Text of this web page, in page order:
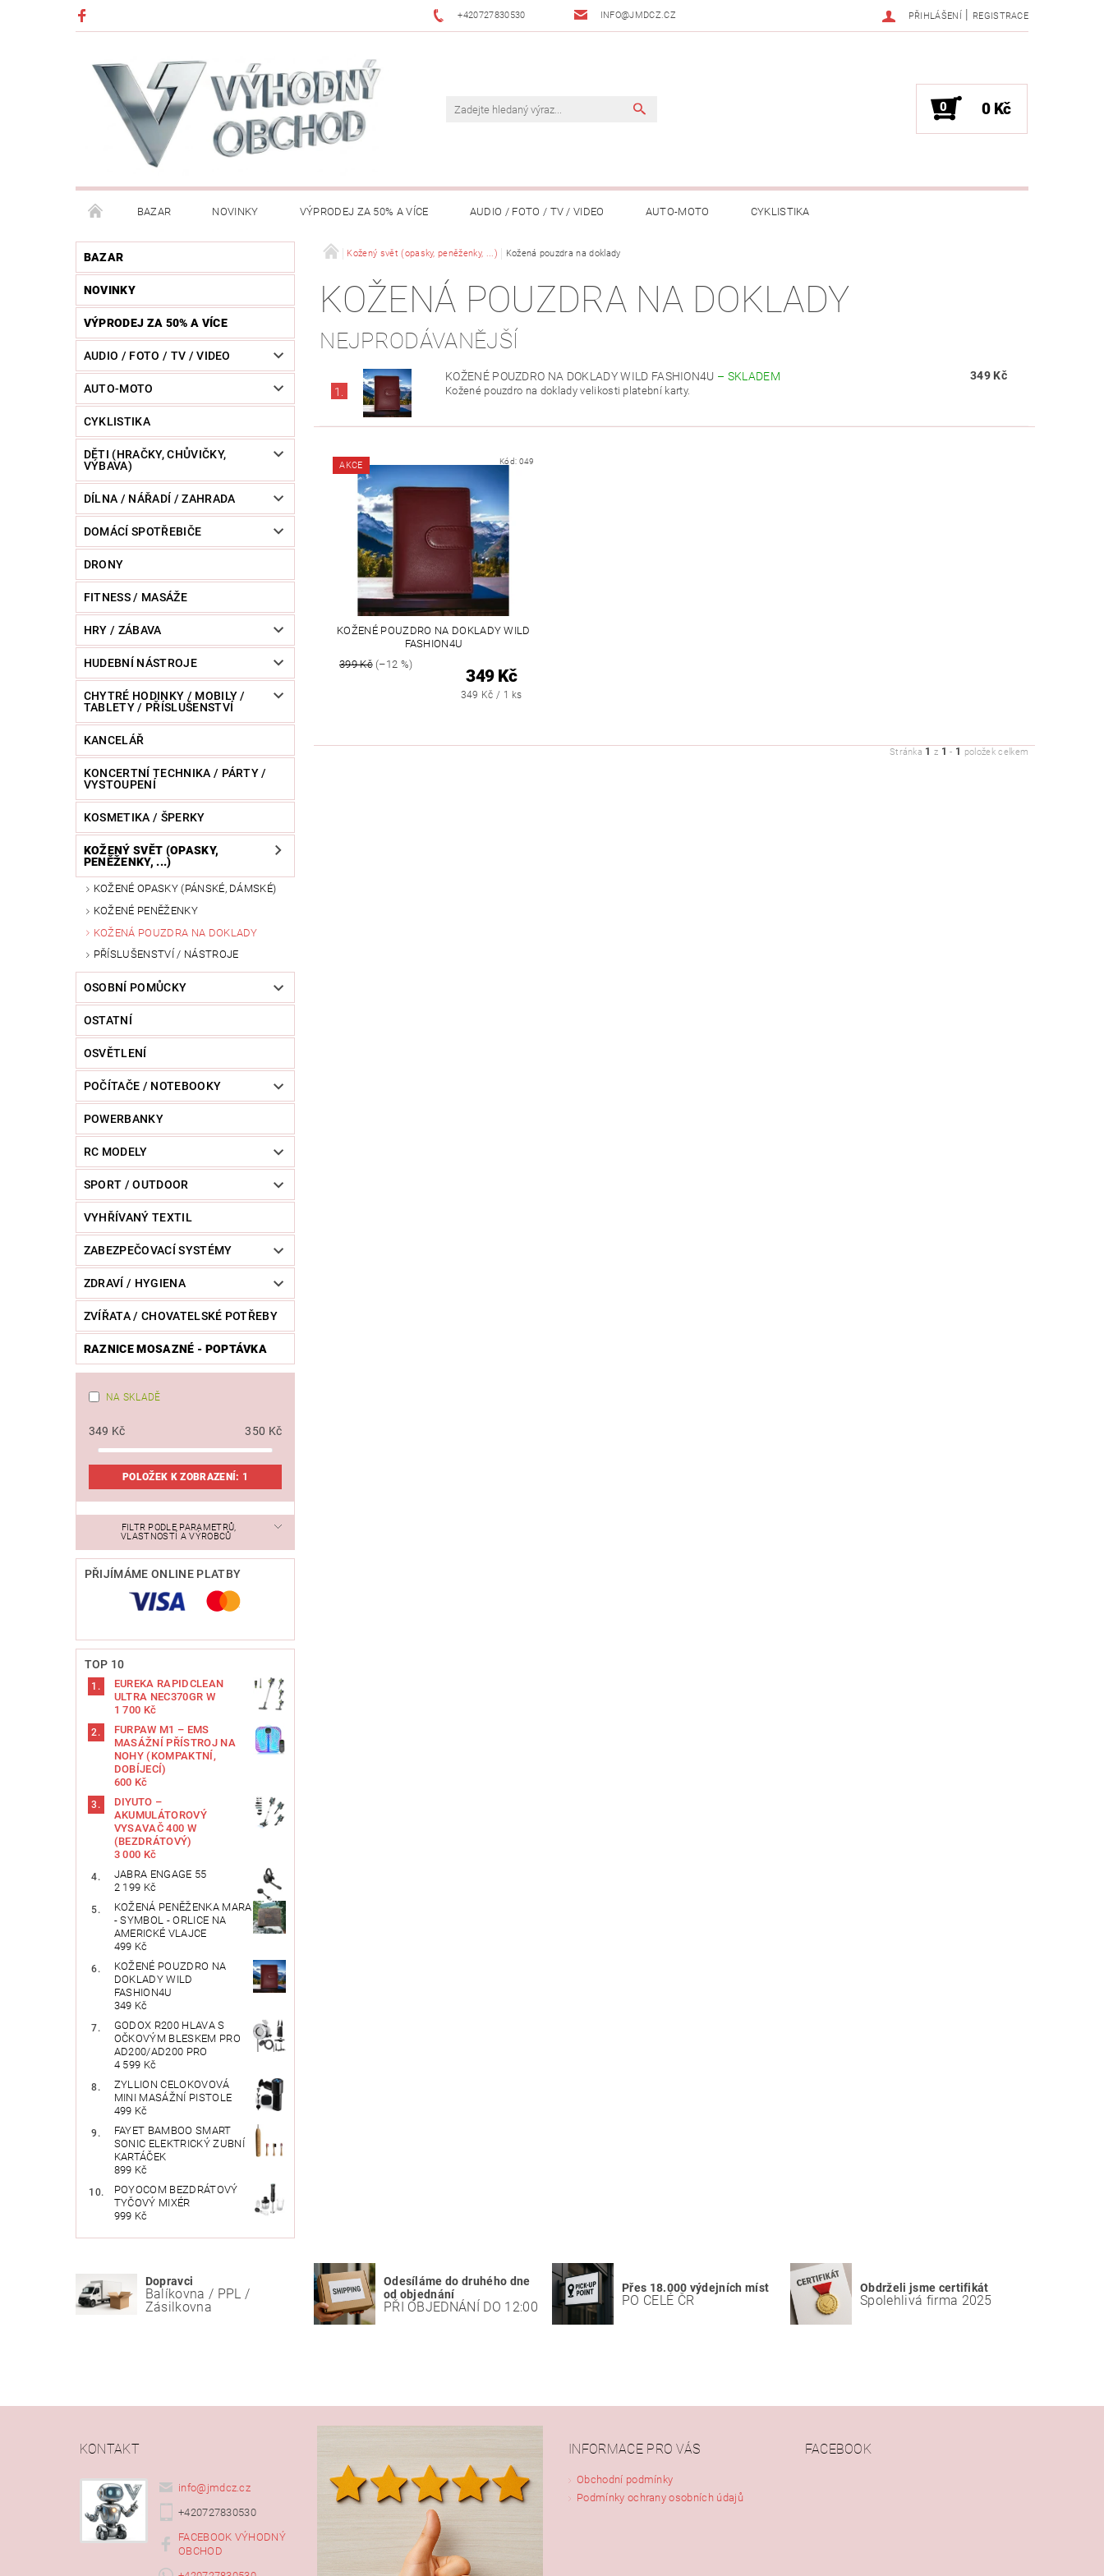
+420727830530 INFO@JMDCZ.CZ PŘIHLÁŠENÍ | REGISTRACE
0 0 Kč
BAZAR NOVINKY VÝPRODEJ ZA 50% A VÍCE AUDIO / FOTO / TV / VIDEO AUTO-MOTO CYKLISTIKA
DĚTI (HRAČKY, CHŮVIČKY, VÝBAVA) DÍLNA / NÁŘADÍ / ZAHRADA DOMÁCÍ SPOTŘEBIČE
HUDEBNÍ NÁSTROJE CHYTRÉ HODINKY / MOBILY / TABLETY / PŘÍSLUŠENSTVÍ KANCELÁŘ KONCERTNÍ TECHNIKA / PÁRTY / VYSTOUPENÍ
KOSMETIKA / ŠPERKY KOŽENÝ SVĚT (OPASKY, PENĚŽENKY, ...) OSOBNÍ POMŮCKY
POWERBANKY SPORT / OUTDOOR VYHŘÍVANÝ TEXTIL ZABEZPEČOVACÍ SYSTÉMY ZDRAVÍ / HYGIENA
ZVÍŘATA / CHOVATELSKÉ POTŘEBY RAZNICE MOSAZNÉ - POPTÁVKA OBCHODNÍ PODMÍNKY KONTAKTY
BAZAR
NOVINKY
VÝPRODEJ ZA 50% A VÍCE
AUDIO / FOTO / TV / VIDEO
AUTO-MOTO
CYKLISTIKA
DĚTI (HRAČKY, CHŮVIČKY,
VÝBAVA)
DÍLNA / NÁŘADÍ / ZAHRADA
DOMÁCÍ SPOTŘEBIČE
DRONY
FITNESS / MASÁŽE
HRY / ZÁBAVA
HUDEBNÍ NÁSTROJE
CHYTRÉ HODINKY / MOBILY /
TABLETY / PŘÍSLUŠENSTVÍ
KANCELÁŘ
KONCERTNÍ TECHNIKA / PÁRTY /
VYSTOUPENÍ
KOSMETIKA / ŠPERKY
KOŽENÝ SVĚT (OPASKY,
PENĚŽENKY, ...)
KOŽENÉ OPASKY (PÁNSKÉ, DÁMSKÉ)
KOŽENÉ PENĚŽENKY
KOŽENÁ POUZDRA NA DOKLADY
PŘÍSLUŠENSTVÍ / NÁSTROJE
OSOBNÍ POMŮCKY
OSTATNÍ
OSVĚTLENÍ
POČÍTAČE / NOTEBOOKY
POWERBANKY
RC MODELY
SPORT / OUTDOOR
VYHŘÍVANÝ TEXTIL
ZABEZPEČOVACÍ SYSTÉMY
ZDRAVÍ / HYGIENA
ZVÍŘATA / CHOVATELSKÉ POTŘEBY
RAZNICE MOSAZNÉ - POPTÁVKA
NA SKLADĚ
349 Kč 350 Kč
POLOŽEK K ZOBRAZENÍ: 1
FILTR PODLE PARAMETRŮ,
VLASTNOSTÍ A VÝROBCŮ
PŘIJÍMÁME ONLINE PLATBY
TOP 10
EUREKA RAPIDCLEAN
ULTRA NEC370GR W
1 700 Kč
FURPAW M1 – EMS
MASÁŽNÍ PŘÍSTROJ NA
NOHY (KOMPAKTNÍ,
DOBÍJECÍ)
600 Kč
DIYUTO –
AKUMULÁTOROVÝ
VYSAVAČ 400 W
(BEZDRÁTOVÝ)
3 000 Kč
JABRA ENGAGE 55
2 199 Kč
KOŽENÁ PENĚŽENKA MARA
- SYMBOL - ORLICE NA
AMERICKÉ VLAJCE
499 Kč
KOŽENÉ POUZDRO NA
DOKLADY WILD
FASHION4U
349 Kč
GODOX R200 HLAVA S
OČKOVÝM BLESKEM PRO
AD200/AD200 PRO
4 599 Kč
ZYLLION CELOKOVOVÁ
MINI MASÁŽNÍ PISTOLE
499 Kč
FAYET BAMBOO SMART
SONIC ELEKTRICKÝ ZUBNÍ
KARTÁČEK
899 Kč
POYOCOM BEZDRÁTOVÝ
TYČOVÝ MIXÉR
999 Kč
Kožený svět (opasky, peněženky, ...) Kožená pouzdra na doklady
KOŽENÁ POUZDRA NA DOKLADY
NEJPRODÁVANĚJŠÍ
1.
KOŽENÉ POUZDRO NA DOKLADY WILD FASHION4U – SKLADEM
Kožené pouzdro na doklady velikosti platební karty.
349 Kč
AKCE Kód: 049
KOŽENÉ POUZDRO NA DOKLADY WILD
FASHION4U
399 Kč(–12 %)
349 Kč
349 Kč / 1 ks
Stránka 1 z 1 - 1 položek celkem
Dopravci
Balíkovna / PPL /
Zásilkovna
Odesíláme do druhého dne
od objednání
PŘI OBJEDNÁNÍ DO 12:00
Přes 18.000 výdejních míst
PO CELÉ ČR
Obdrželi jsme certifikát
Spolehlivá firma 2025
KONTAKT
info@ jmdcz.cz
+420727830530
FACEBOOK VÝHODNÝ
OBCHOD
INFORMACE PRO VÁS
Obchodní podmínky
Podmínky ochrany osobních údajů
FACEBOOK